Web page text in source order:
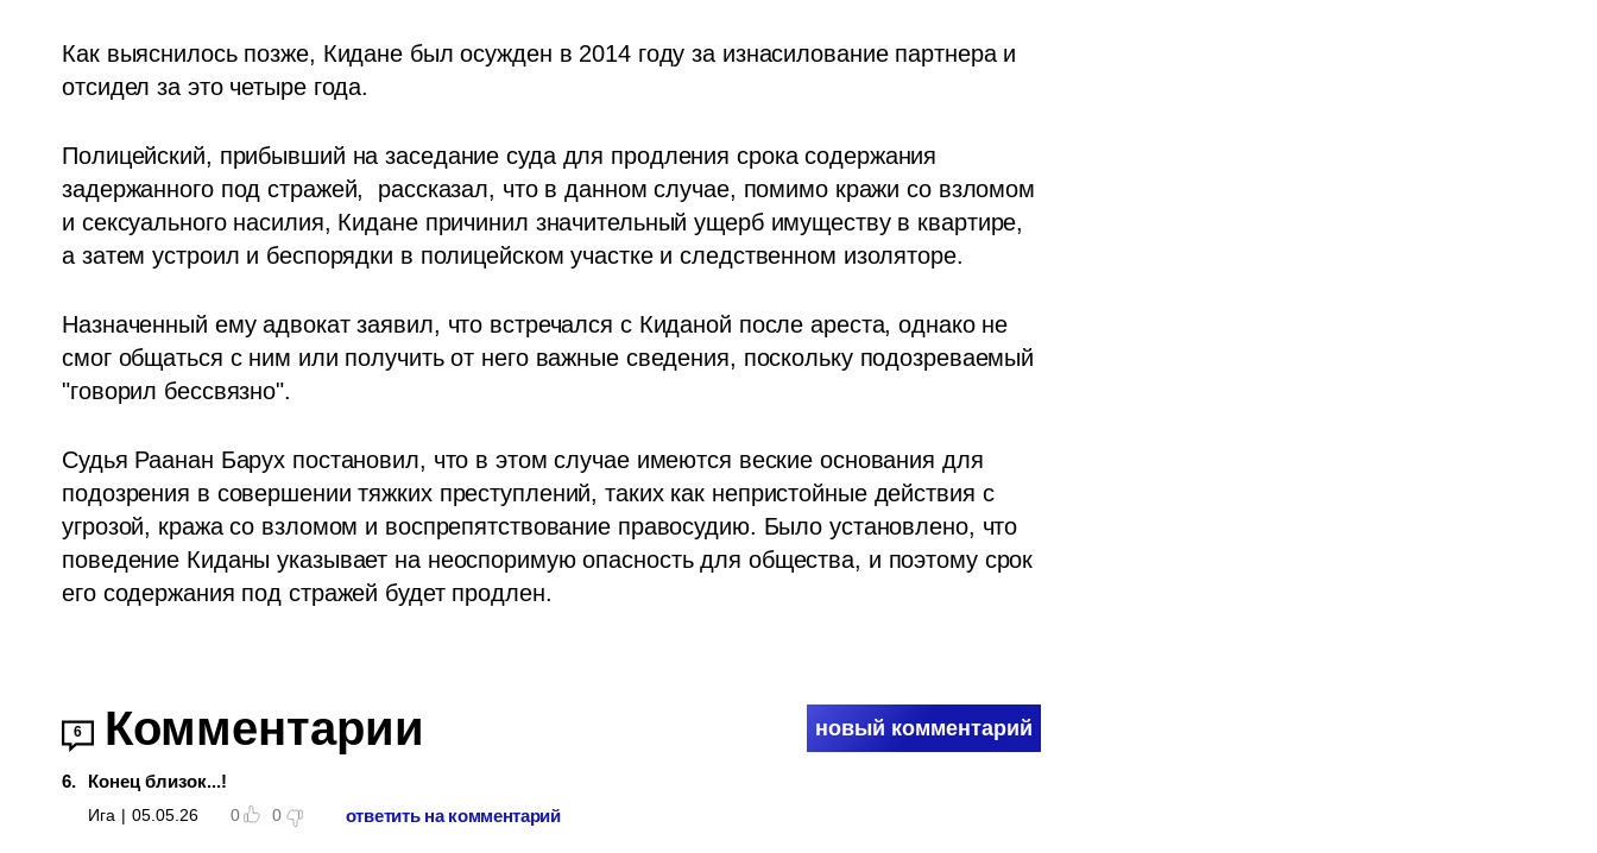
Как выяснилось позже, Кидане был осужден в 2014 году за изнасилование партнера и
отсидел за это четыре года.
Полицейский, прибывший на заседание суда для продления срока содержания
задержанного под стражей,  рассказал, что в данном случае, помимо кражи со взломом
и сексуального насилия, Кидане причинил значительный ущерб имуществу в квартире,
а затем устроил и беспорядки в полицейском участке и следственном изоляторе.
Назначенный ему адвокат заявил, что встречался с Киданой после ареста, однако не
смог общаться с ним или получить от него важные сведения, поскольку подозреваемый
"говорил бессвязно".
Судья Раанан Барух постановил, что в этом случае имеются веские основания для
подозрения в совершении тяжких преступлений, таких как непристойные действия с
угрозой, кража со взломом и воспрепятствование правосудию. Было установлено, что
поведение Киданы указывает на неоспоримую опасность для общества, и поэтому срок
его содержания под стражей будет продлен.
6 Комментарии новый комментарий
6. Конец близок...!
Ига | 05.05.26 0 0 ответить на комментарий